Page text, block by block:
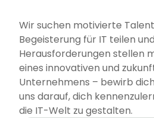
Wir suchen motivierte
Begeisterung für IT teilen
Herausforderungen stellen
eines innovativen und
Unternehmens – bewirb
uns darauf, dich
die IT-Welt zu gestalten.